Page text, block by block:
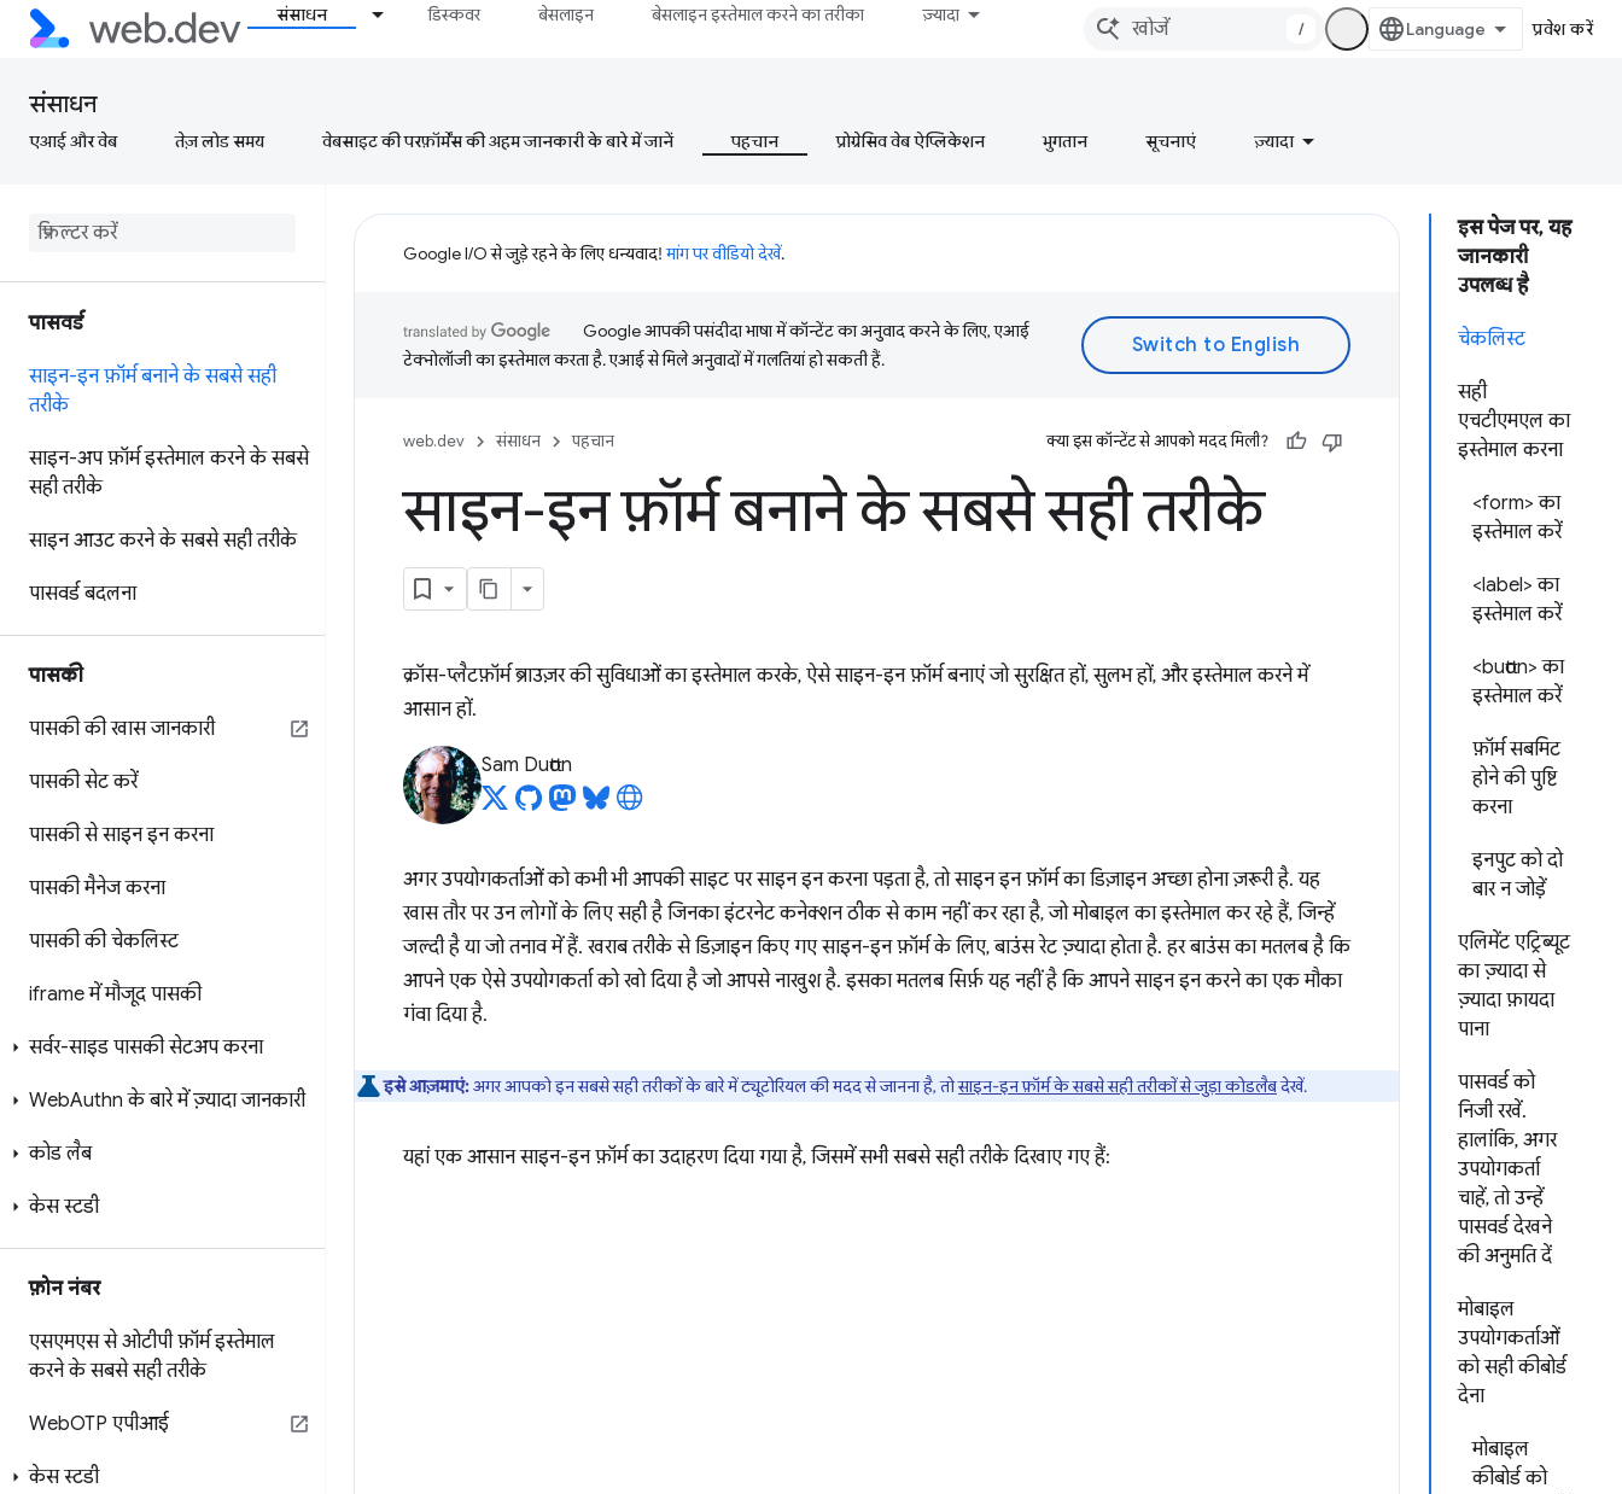
संसाधन डिस्कवर बेसलाइन बेसलाइन इस्तेमाल करने का तरीका ज़्यादा
/ प्रवेश करें
संसाधन
एआई और वेब तेज़ लोड समय वेबसाइट की परफ़ॉर्मेंस की अहम जानकारी के बारे में जानें पहचान प्रोग्रेसिव वेब ऐप्लिकेशन भुगतान सूचनाएं ज़्यादा
पासवर्ड
साइन-इन फ़ॉर्म बनाने के सबसे सही
तरीके
साइन-अप फ़ॉर्म इस्तेमाल करने के सबसे
सही तरीके
साइन आउट करने के सबसे सही तरीके
पासवर्ड बदलना
पासकी
पासकी की खास जानकारी
पासकी सेट करें
पासकी से साइन इन करना
पासकी मैनेज करना
पासकी की चेकलिस्ट
iframe में मौजूद पासकी
सर्वर-साइड पासकी सेटअप करना
WebAuthn के बारे में ज़्यादा जानकारी
कोड लैब
केस स्टडी
फ़ोन नंबर
एसएमएस से ओटीपी फ़ॉर्म इस्तेमाल
करने के सबसे सही तरीके
WebOTP एपीआई
केस स्टडी
इस पेज पर, यह
जानकारी
उपलब्ध है
चेकलिस्ट
सही
एचटीएमएल का
इस्तेमाल करना
<form> का
इस्तेमाल करें
<label> का
इस्तेमाल करें
<button> का
इस्तेमाल करें
फ़ॉर्म सबमिट
होने की पुष्टि
करना
इनपुट को दो
बार न जोड़ें
एलिमेंट एट्रिब्यूट
का ज़्यादा से
ज़्यादा फ़ायदा
पाना
पासवर्ड को
निजी रखें.
हालांकि, अगर
उपयोगकर्ता
चाहें, तो उन्हें
पासवर्ड देखने
की अनुमति दें
मोबाइल
उपयोगकर्ताओं
को सही कीबोर्ड
देना
मोबाइल
कीबोर्ड को
Google I/O से जुड़े रहने के लिए धन्यवाद!मांग पर वीडियो देखें.
Google आपकी पसंदीदा भाषा में कॉन्टेंट का अनुवाद करने के लिए, एआई
टेक्नोलॉजी का इस्तेमाल करता है. एआई से मिले अनुवादों में गलतियां हो सकती हैं.
web.dev संसाधन पहचान क्या इस कॉन्टेंट से आपको मदद मिली?
साइन-इन फ़ॉर्म बनाने के सबसे सही तरीके
क्रॉस-प्लैटफ़ॉर्म ब्राउज़र की सुविधाओं का इस्तेमाल करके, ऐसे साइन-इन फ़ॉर्म बनाएं जो सुरक्षित हों, सुलभ हों, और इस्तेमाल करने में
आसान हों.
Sam Dutton
अगर उपयोगकर्ताओं को कभी भी आपकी साइट पर साइन इन करना पड़ता है, तो साइन इन फ़ॉर्म का डिज़ाइन अच्छा होना ज़रूरी है. यह
खास तौर पर उन लोगों के लिए सही है जिनका इंटरनेट कनेक्शन ठीक से काम नहीं कर रहा है, जो मोबाइल का इस्तेमाल कर रहे हैं, जिन्हें
जल्दी है या जो तनाव में हैं. खराब तरीके से डिज़ाइन किए गए साइन-इन फ़ॉर्म के लिए, बाउंस रेट ज़्यादा होता है. हर बाउंस का मतलब है कि
आपने एक ऐसे उपयोगकर्ता को खो दिया है जो आपसे नाखुश है. इसका मतलब सिर्फ़ यह नहीं है कि आपने साइन इन करने का एक मौका
गंवा दिया है.
इसे आज़माएं:अगर आपको इन सबसे सही तरीकों के बारे में ट्यूटोरियल की मदद से जानना है, तोसाइन-इन फ़ॉर्म के सबसे सही तरीकों से जुड़ा कोडलैबदेखें.
यहां एक आसान साइन-इन फ़ॉर्म का उदाहरण दिया गया है, जिसमें सभी सबसे सही तरीके दिखाए गए हैं: